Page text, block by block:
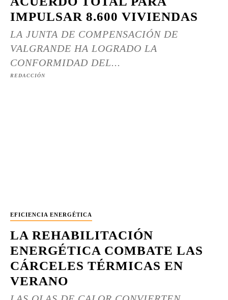
IMPULSAR 8.600 VIVIENDAS
LA JUNTA DE COMPENSACIÓN DE
VALGRANDE HA LOGRADO LA
CONFORMIDAD DEL...
REDACCIÓN
EFICIENCIA ENERGÉTICA
LA REHABILITACIÓN
ENERGÉTICA COMBATE LAS
CÁRCELES TÉRMICAS EN
VERANO